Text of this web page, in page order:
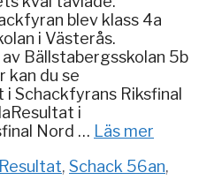
blev klass 4a
i Västerås.
Bällstabergsskolan 5b
kan du se
Schackfyrans Riksfinal
i
Nord … Läs mer
Resultat, Schack 56an,